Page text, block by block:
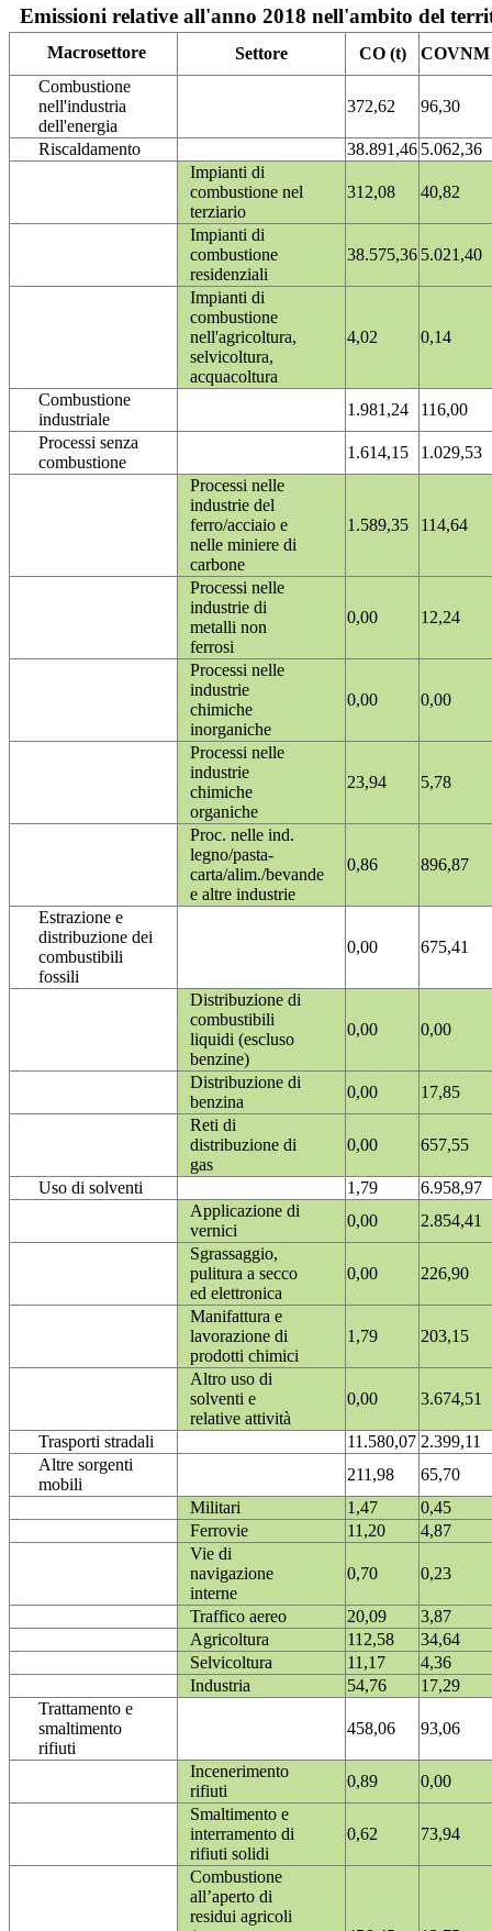
Emissioni relative all'anno 2018 nell'ambito del
Macrosettore Settore CO (t)
COVNM
Combustione
nell'industria
dell'energia
372,62 96,30
Riscaldamento 38.891,46 5.062,36
Impianti di
combustione nel
terziario
312,08 40,82
Impianti di
combustione
residenziali
38.575,36 5.021,40
Impianti di
combustione
nell'agricoltura,
selvicoltura,
acquacoltura
4,02 0,14
Combustione
industriale
1.981,24
116,00
Processi senza
combustione
1.614,15
1.029,53
Processi nelle
industrie del
ferro/acciaio e
nelle miniere di
carbone
1.589,35 114,64
Processi nelle
industrie di
metalli non
ferrosi
0,00 12,24
Processi nelle
industrie
chimiche
inorganiche
0,00 0,00
Processi nelle
industrie
chimiche
organiche
23,94 5,78
Proc. nelle ind.
legno/pasta-
carta/alim./bevande
e altre industrie
0,86 896,87
Estrazione e
distribuzione dei
combustibili
fossili
0,00 675,41
Distribuzione di
combustibili
liquidi (escluso
benzine)
0,00 0,00
Distribuzione di
benzina
0,00
17,85
Reti di
distribuzione di
gas
0,00 657,55
Uso di solventi 1,79
6.958,97
Applicazione di
vernici
0,00
2.854,41
Sgrassaggio,
pulitura a secco
ed elettronica
0,00 226,90
Manifattura e
lavorazione di
prodotti chimici
1,79 203,15
Altro uso di
solventi e
relative attività
0,00 3.674,51
Trasporti stradali 11.580,07 2.399,11
Altre sorgenti
mobili
211,98
65,70
Militari
1,47
0,45
Ferrovie
11,20
4,87
Vie di
navigazione
interne
0,70 0,23
Traffico aereo 20,09
3,87
Agricoltura
112,58
34,64
Selvicoltura
11,17
4,36
Industria
54,76
17,29
Trattamento e
smaltimento
rifiuti
458,06 93,06
Incenerimento
rifiuti
0,89
0,00
Smaltimento e
interramento di
rifiuti solidi
0,62 73,94
Combustione
all’aperto di
residui agricoli